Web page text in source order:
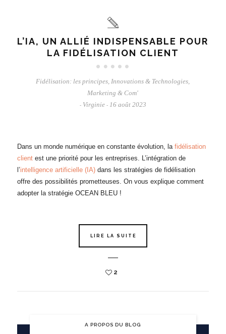
L’IA, UN ALLIÉ INDISPENSABLE POUR
LA FIDÉLISATION CLIENT
Fidélisation: les principes,Innovations & Technologies,
Marketing & Com'
- Virginie - 16 août 2023
Dans un monde numérique en constante évolution, la fidélisation
clientest une priorité pour les entreprises. L’intégration de
l’intelligence artificielle (IA)dans les stratégies de fidélisation
offre des possibilités prometteuses. On vous explique comment
adopter la stratégie OCEAN BLEU !
LIRE LA SUITE
2
A PROPOS DU BLOG